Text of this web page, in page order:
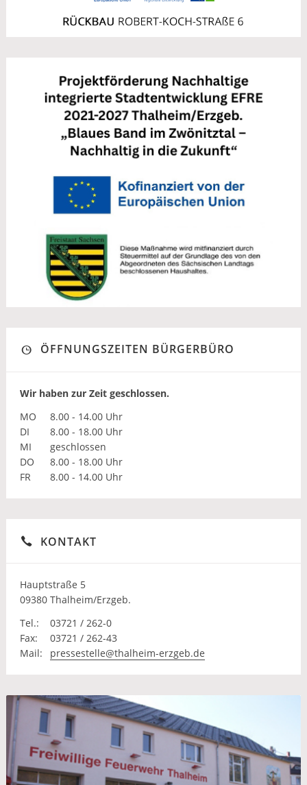
ÖFFNUNGSZEITEN BÜRGERBÜRO
Wir haben zur Zeit geschlossen.
MO
8.00 - 14.00 Uhr
DI
8.00 - 18.00 Uhr
MI
geschlossen
DO
8.00 - 18.00 Uhr
FR
8.00 - 14.00 Uhr
KONTAKT
Hauptstraße 5
09380 Thalheim/Erzgeb.
Tel.:
03721 / 262-0
Fax:
03721 / 262-43
Mail:
pressestelle@thalheim-erzgeb.de